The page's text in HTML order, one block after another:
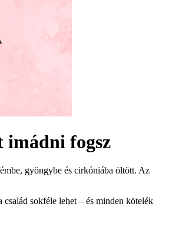
imádni fogsz
gyöngybe és cirkóniába öltött. Az
sokféle lehet – és minden kötelék